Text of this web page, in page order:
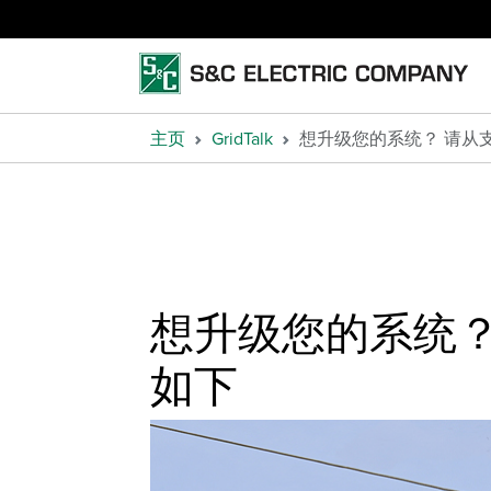
主页 GridTalk 想升级您的系统？ 请从
想升级您的系统
如下